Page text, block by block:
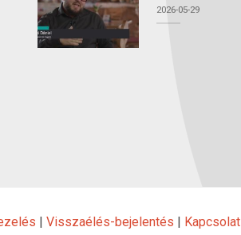
2026-05-29
| Visszaélés-bejelentés | Kapcsolat